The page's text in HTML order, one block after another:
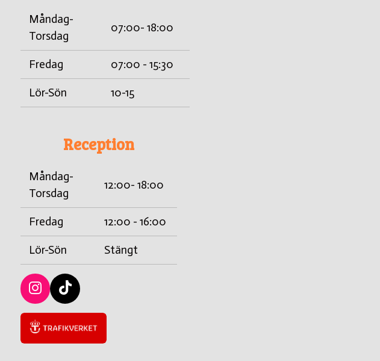
Måndag-
Torsdag
07:00- 18:00
Fredag 07:00 - 15:30
Lör-Sön 10-15
Reception
Måndag-
Torsdag
12:00- 18:00
Fredag 12:00 - 16:00
Lör-Sön Stängt
I
n
s
t
a
T
i
k
t